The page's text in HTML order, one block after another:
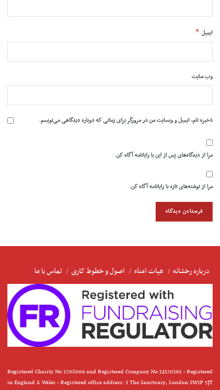
ایمیل *
وب‌ سایت
ذخیره نام، ایمیل و وبسایت من در مرورگر برای زمانی که دوباره دیدگاهی می‌نویسم.
مرا از دیدگاه‌های پس از این با رایانامه آگاه کن.
مرا از نوشته‌های تازه با رایانامه آگاه کن.
درباره رخشانه هیات امناء اصول و خطوط کاری تماس با ما
Registered Charity No 1208006 and Registered Company No 14120163 - Registered
in England & Wales - Registered office address: 1 The Sanctuary, London SW1P 3JT